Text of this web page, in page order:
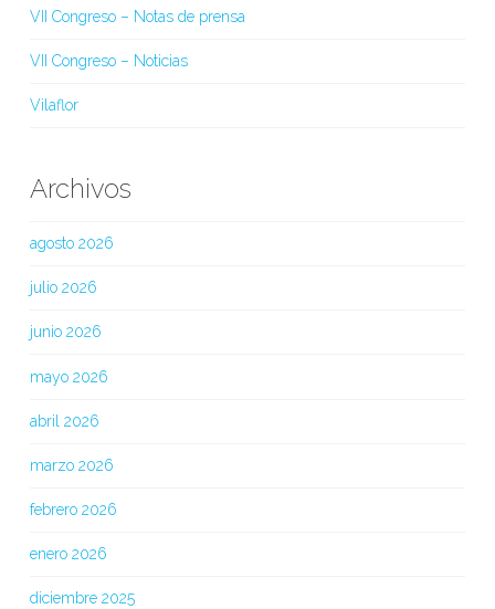
VII Congreso – Notas de prensa
VII Congreso – Noticias
Vilaflor
Archivos
agosto 2026
julio 2026
junio 2026
mayo 2026
abril 2026
marzo 2026
febrero 2026
enero 2026
diciembre 2025